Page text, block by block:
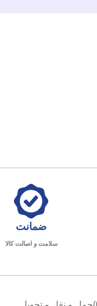
ضمانت
سلامت و اصالت کالا